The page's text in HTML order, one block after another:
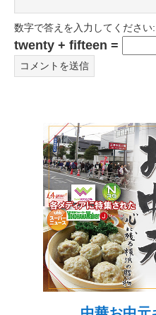
数字で答えを入力してください:
twenty + fifteen =